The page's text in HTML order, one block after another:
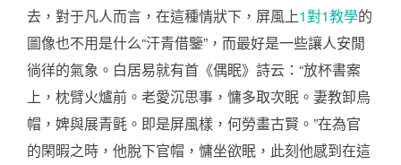
去，對于凡人而言，在這種情狀下，屏風上1對1教學的
圖像也不用是什么“汗青借鑒”，而最好是一些讓人安閒
徜徉的氣象。白居易就有首《偶眠》詩云：“放杯書案
上，枕臂火爐前。老愛沉思事，慵多取次眠。妻教卸烏
帽，婢與展青氈。即是屏風樣，何勞畫古賢。”在為官
的閑暇之時，他脫下官帽，慵坐欲眠，此刻他感到在這